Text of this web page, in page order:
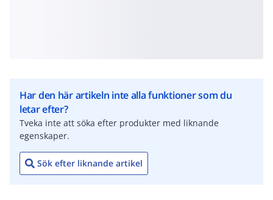
Har den här artikeln inte alla funktioner som du
letar efter?
Tveka inte att söka efter produkter med liknande
egenskaper.
Sök efter liknande artikel